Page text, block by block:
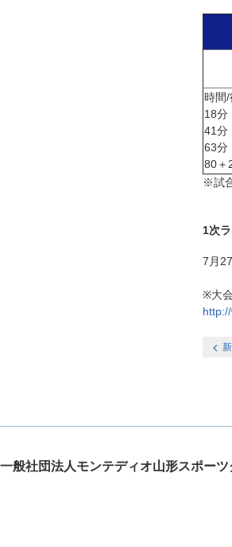
時間/
18分
41分
63分
80＋
※試
1次
7月
※大
一般社団法人モンテディオ山形スポーツ